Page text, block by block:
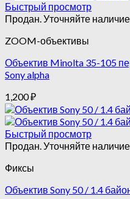
Быстрый просмотр
Продан. Уточняйте наличие
ZOOM-объективы
Объектив Minolta 35-105
Sony alpha
1,200₽
Быстрый просмотр
Продан. Уточняйте наличие
Фиксы
Объектив Sony 50 / 1.4